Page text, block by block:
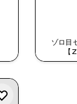
ゾロ目
【